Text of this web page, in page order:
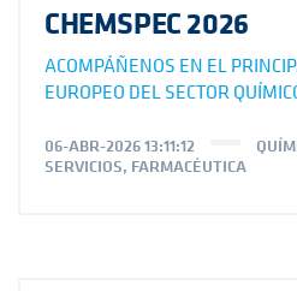
CHEMSPEC 2026
ACOMPÁÑENOS EN EL
EUROPEO DEL SECTOR
06-ABR-2026 13:11:12
SERVICIOS, FARMACÉUTICA